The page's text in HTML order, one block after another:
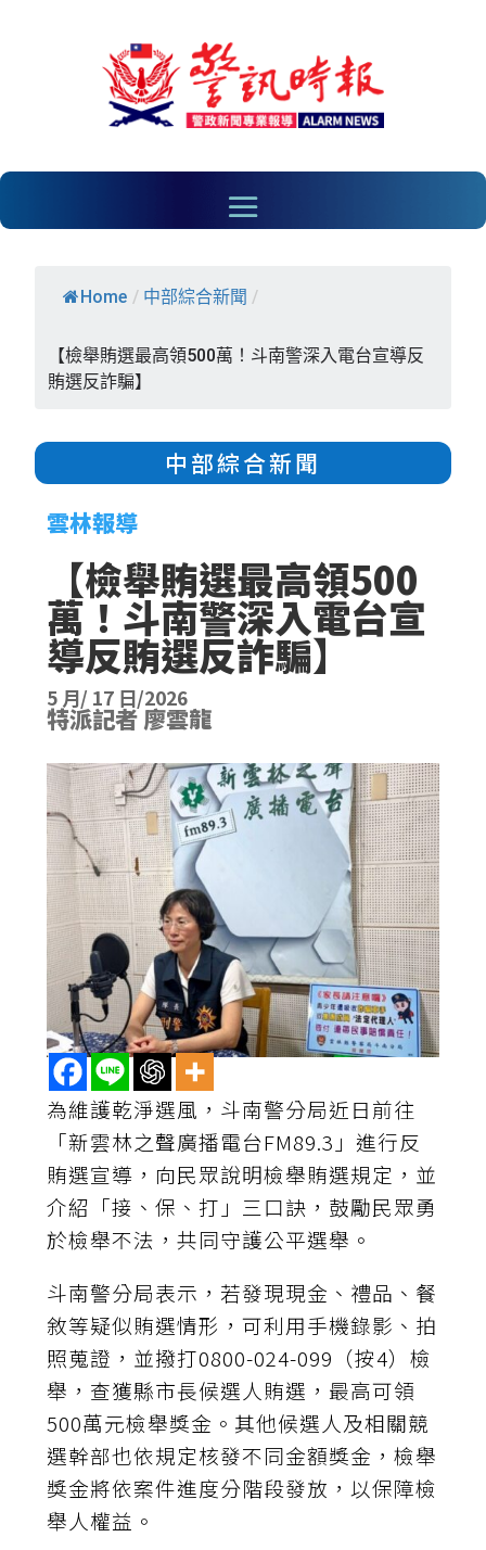
Home / 中部綜合新聞 /
【檢舉賄選最高領500萬！斗南警深入電台宣導反
賄選反詐騙】
中部綜合新聞
雲林報導
【檢舉賄選最高領500
萬！斗南警深入電台宣
導反賄選反詐騙】
5 月/ 17 日/2026
特派記者 廖雲龍
為維護乾淨選風，斗南警分局近日前往
「新雲林之聲廣播電台FM89.3」進行反
賄選宣導，向民眾說明檢舉賄選規定，並
介紹「接、保、打」三口訣，鼓勵民眾勇
於檢舉不法，共同守護公平選舉。
斗南警分局表示，若發現現金、禮品、餐
敘等疑似賄選情形，可利用手機錄影、拍
照蒐證，並撥打0800-024-099（按4）檢
舉，查獲縣市長候選人賄選，最高可領
500萬元檢舉獎金。其他候選人及相關競
選幹部也依規定核發不同金額獎金，檢舉
獎金將依案件進度分階段發放，以保障檢
舉人權益。